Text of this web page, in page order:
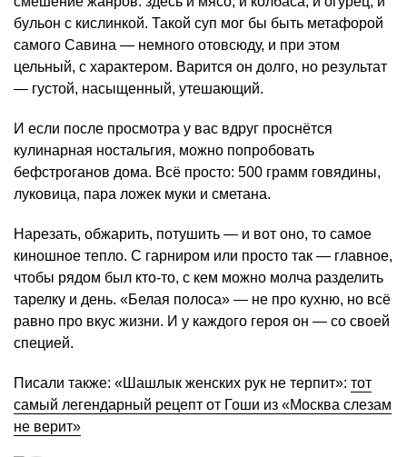
бульон с кислинкой. Такой суп мог бы быть метафорой
самого Савина — немного отовсюду, и при этом
цельный, с характером. Варится он долго, но результат
— густой, насыщенный, утешающий.
И если после просмотра у вас вдруг проснётся
кулинарная ностальгия, можно попробовать
бефстроганов дома. Всё просто: 500 грамм говядины,
луковица, пара ложек муки и сметана.
Нарезать, обжарить, потушить — и вот оно, то самое
киношное тепло. С гарниром или просто так — главное,
чтобы рядом был кто-то, с кем можно молча разделить
тарелку и день. «Белая полоса» — не про кухню, но всё
равно про вкус жизни. И у каждого героя он — со своей
специей.
Писали также: «Шашлык женских рук не терпит»: тот
самый легендарный рецепт от Гоши из «Москва слезам
не верит»